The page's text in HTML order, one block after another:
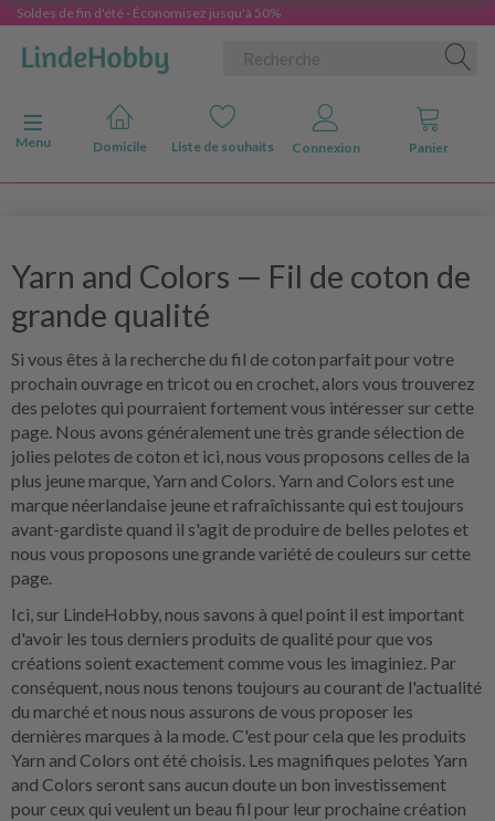
Soldes de fin d'été - Économisez jusqu'à 50%
Basculer la navigation
Menu
Domicile Liste de souhaits Connexion Panier
Yarn and Colors — Fil de coton de
grande qualité
Si vous êtes à la recherche du fil de coton parfait pour votre
prochain ouvrage en tricot ou en crochet, alors vous trouverez
des pelotes qui pourraient fortement vous intéresser sur cette
page. Nous avons généralement une très grande sélection de
jolies pelotes de coton et ici, nous vous proposons celles de la
plus jeune marque, Yarn and Colors. Yarn and Colors est une
marque néerlandaise jeune et rafraîchissante qui est toujours
avant-gardiste quand il s'agit de produire de belles pelotes et
nous vous proposons une grande variété de couleurs sur cette
page.
Ici, sur LindeHobby, nous savons à quel point il est important
d'avoir les tous derniers produits de qualité pour que vos
créations soient exactement comme vous les imaginiez. Par
conséquent, nous nous tenons toujours au courant de l'actualité
du marché et nous nous assurons de vous proposer les
dernières marques à la mode. C'est pour cela que les produits
Yarn and Colors ont été choisis. Les magnifiques pelotes Yarn
and Colors seront sans aucun doute un bon investissement
pour ceux qui veulent un beau fil pour leur prochaine création